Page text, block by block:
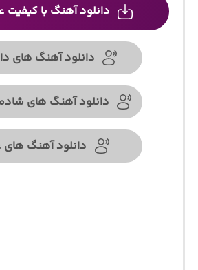
دانلود آهنگ با کیفیت
دانلود آهنگ های
دانلود آهنگ های
دانلود آهنگ های